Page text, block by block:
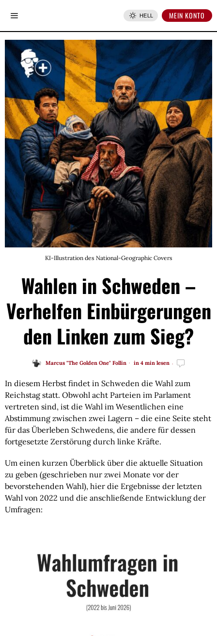
HELL MEIN KONTO
KI-Illustration des National-Geographic Covers
Wahlen in Schweden –
Verhelfen Einbürgerungen
den Linken zum Sieg?
Marcus "The Golden One" Follin in 4 min lesen
In diesem Herbst findet in Schweden die Wahl zum
Reichstag statt. Obwohl acht Parteien im Parlament
vertreten sind, ist die Wahl im Wesentlichen eine
Abstimmung zwischen zwei Lagern – die eine Seite steht
für das Überleben Schwedens, die andere für dessen
fortgesetzte Zerstörung durch linke Kräfte.
Um einen kurzen Überblick über die aktuelle Situation
zu geben (geschrieben nur zwei Monate vor der
bevorstehenden Wahl), hier die Ergebnisse der letzten
Wahl von 2022 und die anschließende Entwicklung der
Umfragen: